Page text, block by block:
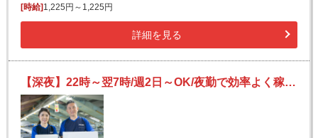
[時給] 1,225円～1,225円
詳細を見る
【深夜】22時～翌7時/週2日～OK/夜勤で効率よく稼げる/宅配便のカンタン仕分け作業/未経験歓迎